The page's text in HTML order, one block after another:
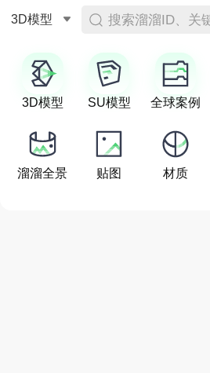
3D模型 搜索溜溜ID、关
3D模型 SU模型 全球案例
溜溜全景 贴图 材质